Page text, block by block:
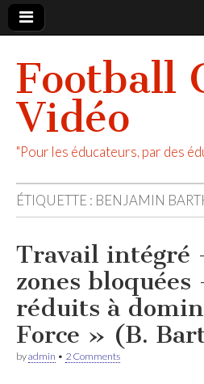
Football
Vidéo
"Pour les éducateurs, par des
ÉTIQUETTE : BENJAMIN
Travail intégré
zones bloquées
réduits à
Force » (B.
byadmin • 2 Comments